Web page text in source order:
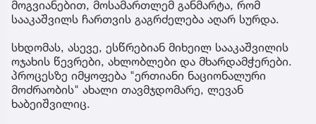
მოგვიანებით, მოსამართლემ განმარტა, რომ
სააკაშვილს ჩართვის გაგრძელება აღარ სურდა.
სხდომას, ასევე, ესწრებიან მიხეილ სააკაშვილის
ოჯახის წევრები, ახლობლები და მხარდამჭერები.
პროცესზე იმყოფება "ერთიანი ნაციონალური
მოძრაობის" ახალი თავმჯდომარე, ლევან
ხაბეიშვილიც.